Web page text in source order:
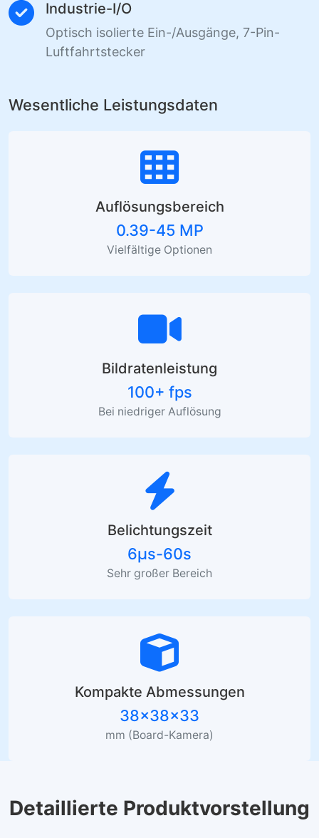
Industrie-I/O
Optisch isolierte Ein-/Ausgänge, 7-Pin-
Luftfahrtstecker
Wesentliche Leistungsdaten
Auflösungsbereich
0.39-45 MP
Vielfältige Optionen
Bildratenleistung
100+ fps
Bei niedriger Auflösung
Belichtungszeit
6μs-60s
Sehr großer Bereich
Kompakte Abmessungen
38×38×33
mm (Board-Kamera)
Detaillierte Produktvorstellung